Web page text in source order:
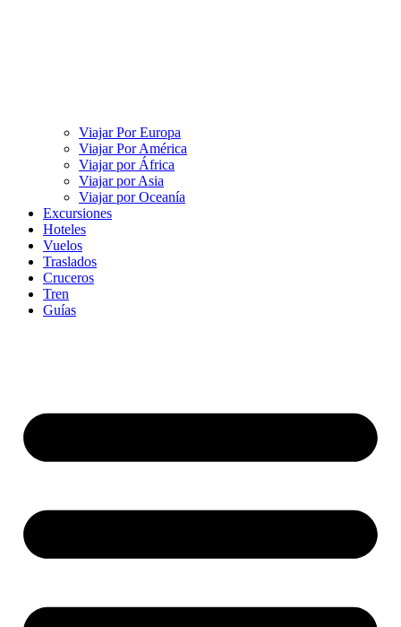
Viajar Por Europa
Viajar Por América
Viajar por África
Viajar por Asia
Viajar por Oceanía
Excursiones
Hoteles
Vuelos
Traslados
Cruceros
Tren
Guías